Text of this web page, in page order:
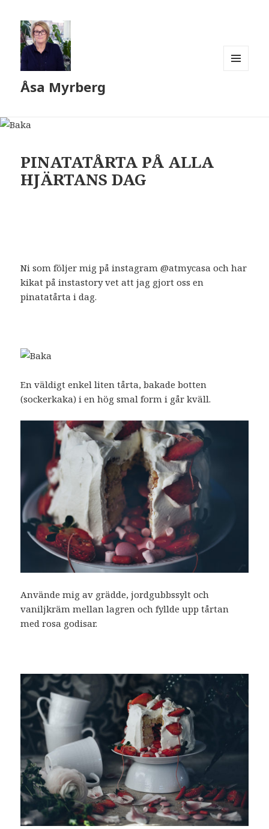
Åsa Myrberg
PINATATÅRTA PÅ ALLA
HJÄRTANS DAG
Ni som följer mig på instagram @atmycasa och har
kikat på instastory vet att jag gjort oss en
pinatatårta i dag.
En väldigt enkel liten tårta, bakade botten
(sockerkaka) i en hög smal form i går kväll.
Använde mig av grädde, jordgubbssylt och
vaniljkräm mellan lagren och fyllde upp tårtan
med rosa godisar.